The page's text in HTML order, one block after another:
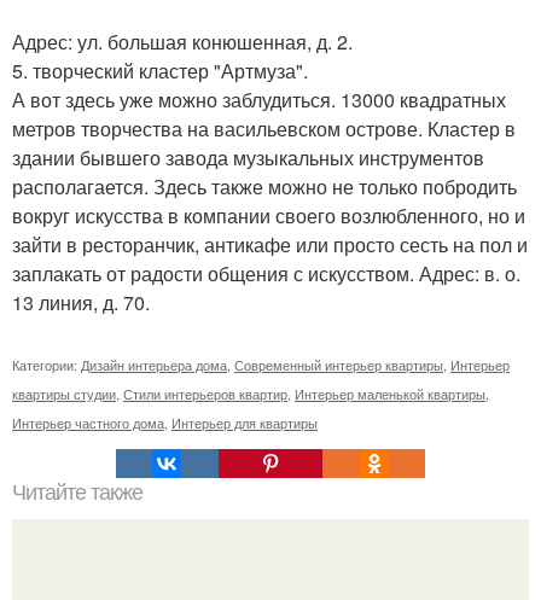
Адрес: ул. большая конюшенная, д. 2.
5. творческий кластер "Артмуза".
А вот здесь уже можно заблудиться. 13000 квадратных
метров творчества на васильевском острове. Кластер в
здании бывшего завода музыкальных инструментов
располагается. Здесь также можно не только побродить
вокруг искусства в компании своего возлюбленного, но и
зайти в ресторанчик, антикафе или просто сесть на пол и
заплакать от радости общения с искусством. Адрес: в. о.
13 линия, д. 70.
Категории: Дизайн интерьера дома, Современный интерьер квартиры, Интерьер
квартиры студии, Стили интерьеров квартир, Интерьер маленькой квартиры,
Интерьер частного дома, Интерьер для квартиры
Читайте также